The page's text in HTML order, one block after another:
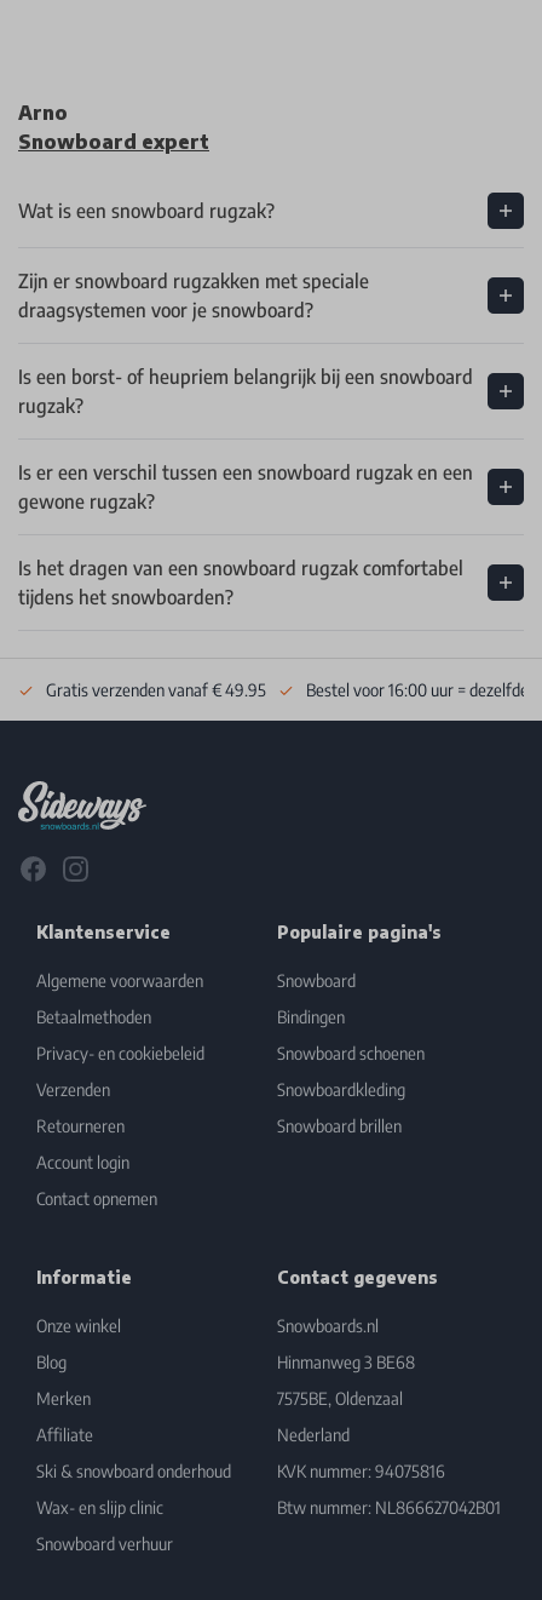
Arno
Snowboard expert
Wat is een snowboard rugzak?
Zijn er snowboard rugzakken met speciale
draagsystemen voor je snowboard?
Is een borst- of heupriem belangrijk bij een snowboard
rugzak?
Is er een verschil tussen een snowboard rugzak en een
gewone rugzak?
Is het dragen van een snowboard rugzak comfortabel
tijdens het snowboarden?
Gratis verzenden vanaf € 49.95 Bestel voor 16:00 uur = dezelfde
FacebookInstagram
Klantenservice
Algemene voorwaarden
Betaalmethoden
Privacy- en cookiebeleid
Verzenden
Retourneren
Account login
Contact opnemen
Populaire pagina's
Snowboard
Bindingen
Snowboard schoenen
Snowboardkleding
Snowboard brillen
Informatie
Onze winkel
Blog
Merken
Affiliate
Ski & snowboard onderhoud
Wax- en slijp clinic
Snowboard verhuur
Contact gegevens
Snowboards.nl
Hinmanweg 3 BE68
7575BE, Oldenzaal
Nederland
KVK nummer: 94075816
Btw nummer: NL866627042B01